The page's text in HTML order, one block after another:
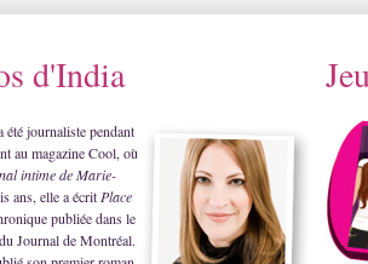
d'India
journaliste pendant
au magazine Cool, où
intime de Marie-
ans, elle a écrit Place
publiée dans le
Journal de Montréal.